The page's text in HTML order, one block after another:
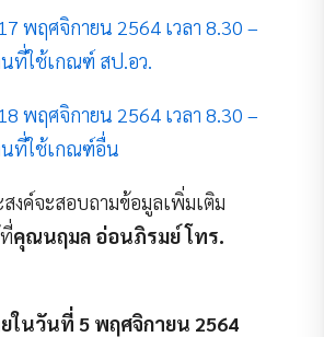
พฤศจิกายน 2564 เวลา 8.30 –
นที่ใช้เกณฑ์ สป.อว.
พฤศจิกายน 2564 เวลา 8.30 –
นที่ใช้เกณฑ์อื่น
งค์จะสอบถามข้อมูลเพิ่มเติม
คุณนฤมล อ่อนภิรมย์ โทร.
ในวันที่ 5 พฤศจิกายน 2564